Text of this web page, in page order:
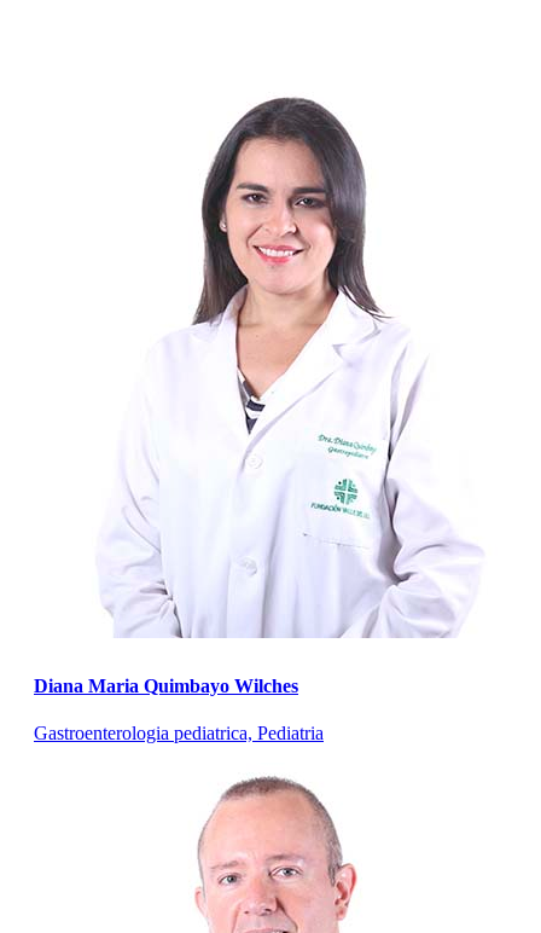
Diana Maria Quimbayo Wilches
Gastroenterologia pediatrica, Pediatria